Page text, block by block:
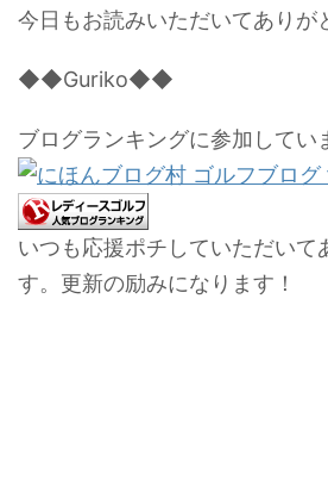
今日もお読みいただいてありが
◆◆Guriko◆◆
ブログランキングに参加してい
いつも応援ポチしていただいて
す。更新の励みになります！